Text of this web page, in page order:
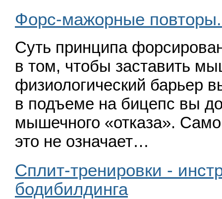
Форс-мажорные
Суть принципа
в том, чтобы заставить
физиологический барьер
в подъеме на бицепс вы
мышечного «отказа».
это не означает…
Сплит-тренировки -
бодибилдинга